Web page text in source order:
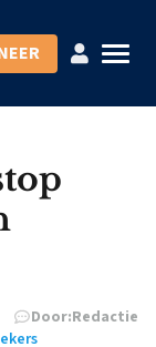
Door:Redactie